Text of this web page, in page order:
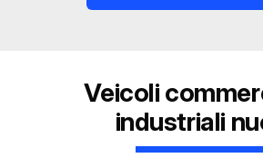
Veicoli
industriali